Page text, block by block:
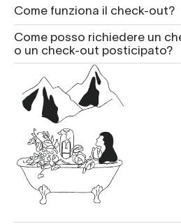
Come funziona il check-out?
Come posso richiedere un
o un check-out posticipato?